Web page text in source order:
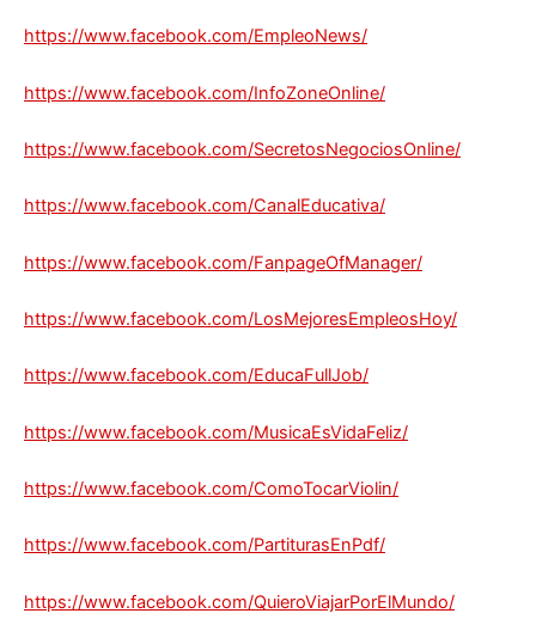
https://www.facebook.com/EmpleoNews/
https://www.facebook.com/InfoZoneOnline/
https://www.facebook.com/SecretosNegociosOnline/
https://www.facebook.com/CanalEducativa/
https://www.facebook.com/FanpageOfManager/
https://www.facebook.com/LosMejoresEmpleosHoy/
https://www.facebook.com/EducaFullJob/
https://www.facebook.com/MusicaEsVidaFeliz/
https://www.facebook.com/ComoTocarViolin/
https://www.facebook.com/PartiturasEnPdf/
https://www.facebook.com/QuieroViajarPorElMundo/